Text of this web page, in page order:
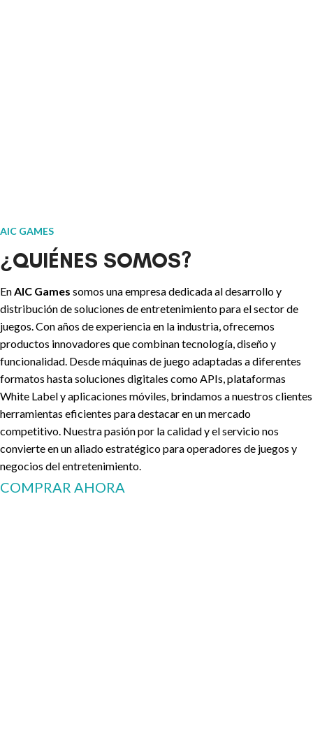
AIC GAMES
¿QUIÉNES SOMOS?
EnAIC Games somos una empresa dedicada al desarrollo y
distribución de soluciones de entretenimiento para el sector de
juegos. Con años de experiencia en la industria, ofrecemos
productos innovadores que combinan tecnología, diseño y
funcionalidad. Desde máquinas de juego adaptadas a diferentes
formatos hasta soluciones digitales como APIs, plataformas
White Label y aplicaciones móviles, brindamos a nuestros clientes
herramientas eficientes para destacar en un mercado
competitivo. Nuestra pasión por la calidad y el servicio nos
convierte en un aliado estratégico para operadores de juegos y
negocios del entretenimiento.
COMPRAR AHORA